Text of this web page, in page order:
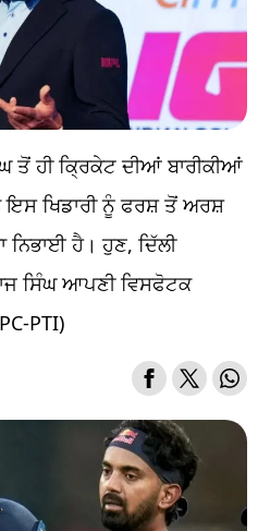
ਤੋਂ ਹੀ ਕ੍ਰਿਕੇਟ ਦੀਆਂ ਬਾਰੀਕੀਆਂ
ਖਿਡਾਰੀ ਨੂੰ ਫਰਸ਼ ਤੋਂ ਅਰਸ਼
ਨਿਭਾਈ ਹੈ। ਹੁਣ, ਦਿੱਲੀ
ਸਿੰਘ ਆਪਣੀ ਵਿਸਫੋਟਕ
PTI)